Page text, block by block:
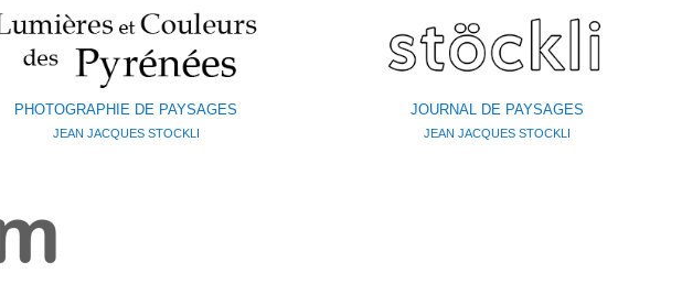
PHOTOGRAPHIE DE PAYSAGES
JEAN JACQUES STOCKLI
JOURNAL DE PAYSAGES
JEAN JACQUES STOCKLI